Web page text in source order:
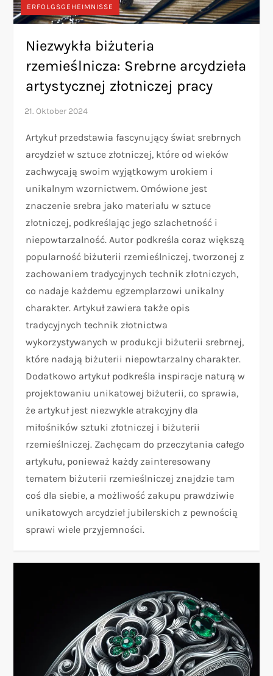
ERFOLGSGEHEIMNISSE
Niezwykła biżuteria
rzemieślnicza: Srebrne arcydzieła
artystycznej złotniczej pracy
Artykuł przedstawia fascynujący świat srebrnych
arcydzieł w sztuce złotniczej, które od wieków
zachwycają swoim wyjątkowym urokiem i
unikalnym wzornictwem. Omówione jest
znaczenie srebra jako materiału w sztuce
złotniczej, podkreślając jego szlachetność i
niepowtarzalność. Autor podkreśla coraz większą
popularność biżuterii rzemieślniczej, tworzonej z
zachowaniem tradycyjnych technik złotniczych,
co nadaje każdemu egzemplarzowi unikalny
charakter. Artykuł zawiera także opis
tradycyjnych technik złotnictwa
wykorzystywanych w produkcji biżuterii srebrnej,
które nadają biżuterii niepowtarzalny charakter.
Dodatkowo artykuł podkreśla inspiracje naturą w
projektowaniu unikatowej biżuterii, co sprawia,
że artykuł jest niezwykle atrakcyjny dla
miłośników sztuki złotniczej i biżuterii
rzemieślniczej. Zachęcam do przeczytania całego
artykułu, ponieważ każdy zainteresowany
tematem biżuterii rzemieślniczej znajdzie tam
coś dla siebie, a możliwość zakupu prawdziwie
unikatowych arcydzieł jubilerskich z pewnością
sprawi wiele przyjemności.